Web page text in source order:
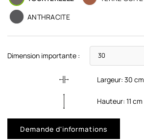
ANTHRACITE
Dimension importante :
Largeur:30 cm
Hauteur:11 cm
Demande d'informations